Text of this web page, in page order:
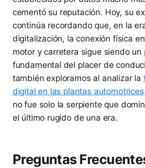
cementó su reputación. Hoy, su
continúa recordando que, en la
digitalización, la conexión física
motor y carretera sigue siendo un
fundamental del placer de
también exploramos al analizar la
digital en las plantas automotrices
no fue solo la serpiente que
el último rugido de una era.
Preguntas